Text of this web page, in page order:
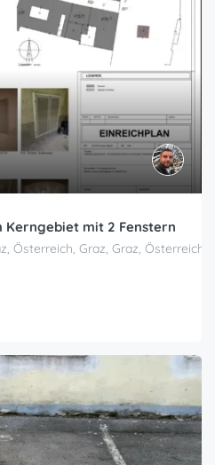
Kerngebiet mit 2 Fenstern
Österreich, Graz, Graz, Österreich